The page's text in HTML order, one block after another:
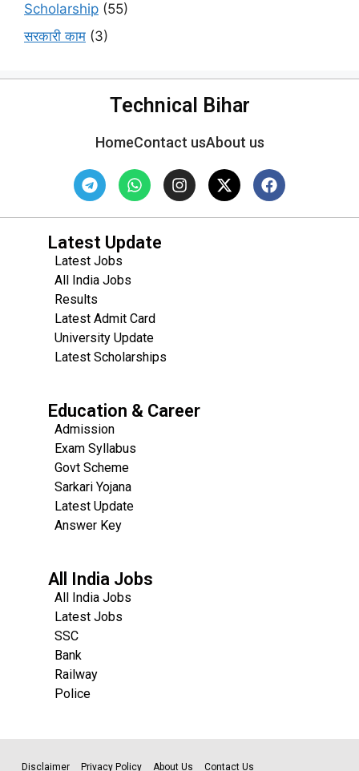
Scholarship (55)
सरकारी काम (3)
Technical Bihar
HomeContact usAbout us
Latest Update
Latest Jobs
All India Jobs
Results
Latest Admit Card
University Update
Latest Scholarships
Education & Career
Admission
Exam Syllabus
Govt Scheme
Sarkari Yojana
Latest Update
Answer Key
All India Jobs
All India Jobs
Latest Jobs
SSC
Bank
Railway
Police
Disclaimer Privacy Policy About Us Contact Us